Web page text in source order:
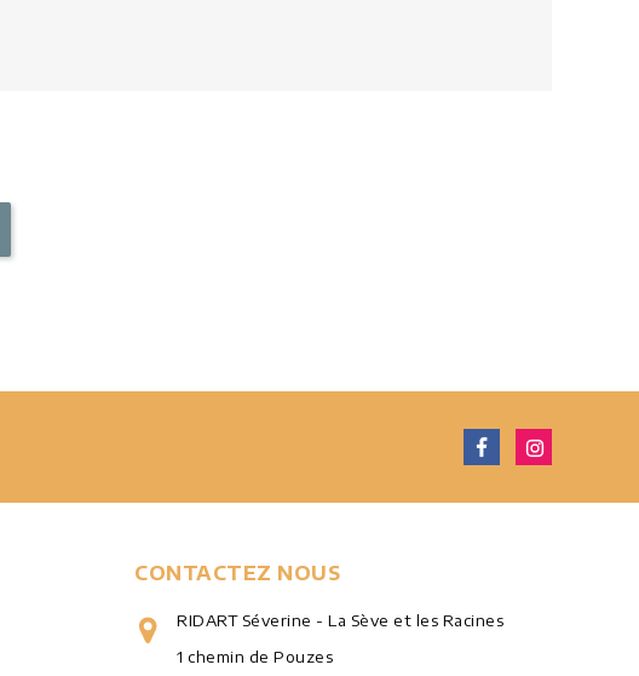
CONTACTEZ NOUS
RIDART Séverine - La Sève et les Racines
1 chemin de Pouzes